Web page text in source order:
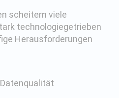
scheitern viele
technologiegetrieben
Herausforderungen